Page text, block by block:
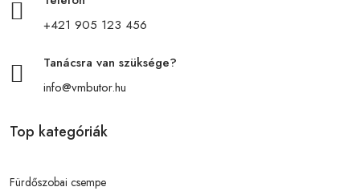
+421 905 123 456
Tanácsra van szüksége?
info@vmbutor.hu
Top kategóriák
Fürdőszobai csempe